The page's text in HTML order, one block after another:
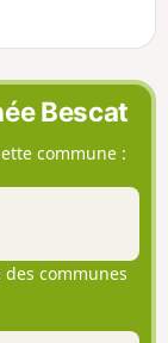
joli panorama
du
les
les bois et
Bescat
commune :
communes